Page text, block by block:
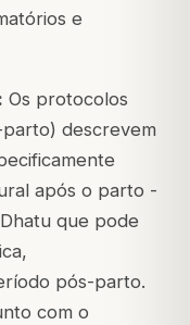
e
Os protocolos
parto) descrevem
após o parto -
que pode
pós-parto.
com o